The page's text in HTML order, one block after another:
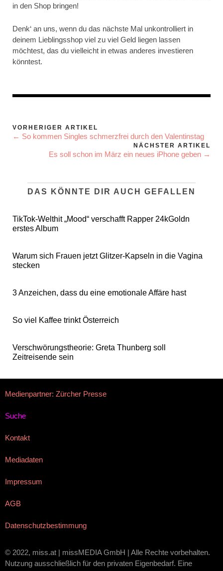
in den Shop bringen!
Denk‘ an uns, wenn du das nächste Mal unkontrolliert in
deinem Lieblingsshop viel zu viel Geld liegen lassen
möchtest, das du vielleicht in etwas anderes investieren
könntest.
VORHERIGER ARTIKEL
← So kommen Singles schmerzfrei durch den Valentinstag
NÄCHSTER ARTIKEL
Es soll schon im März ein neues iPhone geben →
DAS KÖNNTE DIR AUCH GEFALLEN
TikTok-Welthit „Mood“ verschafft Rapper 24kGoldn
erstes Album
Warum sich Frauen jetzt Glitzer-Kapseln in die Vagina
stecken
3 Anzeichen, dass du eine emotionale Affäre hast
So viel Kaffee trinkt Österreich
Verschwörungstheorie: Greta Thunberg soll
Zeitreisende sein
Medienpartner: Zürcher Presse
Suche
Kontakt
Mediadaten
Impressum
AGB
Datenschutzbestimmung
© 2022, miss.at | missMEDIA GmbH | Alle Rechte vorbehalten.
Nutzung ausschließlich für den privaten Eigenbedarf. Eine